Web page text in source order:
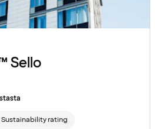
Sello
Sustainability rating